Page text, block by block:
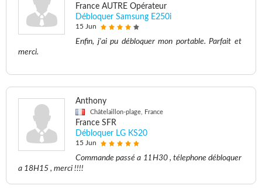
France AUTRE Opérateur
Débloquer Samsung E250i
15 Jun
Enfin, j'ai pu débloquer mon portable. Parfait et
merci.
Anthony
Châtelaillon-plage, France
France SFR
Débloquer LG KS20
15 Jun
Commande passé a 11H30 , télephone débloquer
a 18H15 , merci !!!!